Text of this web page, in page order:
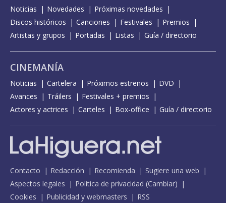
Noticias Novedades
Próximas novedades
Discos históricos
Canciones Festivales
Premios
Artistas y grupos
Portadas Listas Guía / directorio
CINEMANÍA
Noticias Cartelera Próximos estrenos
DVD
Avances
Tráilers
Festivales + premios
Actores y actrices
Carteles Box-office Guía / directorio
Contacto Redacción Recomienda
Sugiere una web
Aspectos legales
Política de privacidad (Cambiar)
Cookies
Publicidad y webmasters RSS